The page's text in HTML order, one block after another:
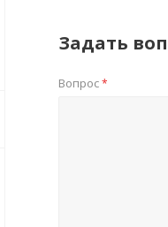
Задать
Вопрос*